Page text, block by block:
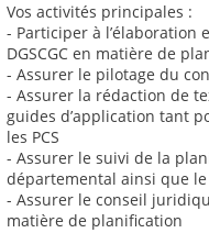
Vos activités principales :
- Participer à l’élaboration
DGSCGC en matière de
- Assurer le pilotage du
- Assurer la rédaction de
guides d’application tant
les PCS
- Assurer le suivi de la
départemental ainsi que le
- Assurer le conseil
matière de planification